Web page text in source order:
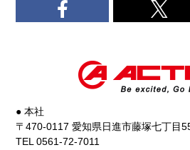
● 本社
〒470-0117 愛知県日進市藤塚七丁目
TEL 0561-72-7011